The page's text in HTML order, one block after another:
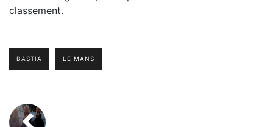
classement.
BASTIA LE MANS